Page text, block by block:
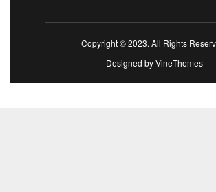
Copyright © 2023. All Rights
Designed byVineThemes